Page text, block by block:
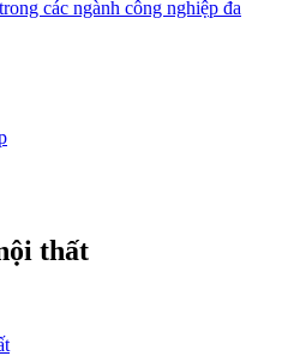
các ngành công nghiệp đa
thất